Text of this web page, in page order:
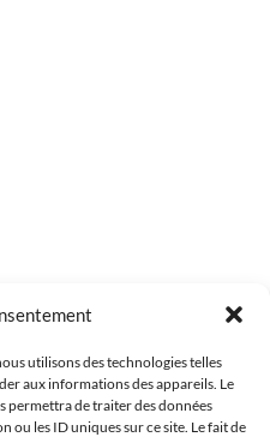
utilisons des technologies telles
aux informations des appareils. Le
permettra de traiter des données
ou les ID uniques sur ce site. Le fait de